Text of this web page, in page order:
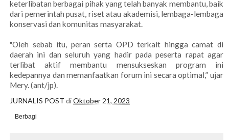
keterlibatan berbagai pihak yang telah banyak membantu, baik
dari pemerintah pusat, riset atau akademisi, lembaga-lembaga
konservasi dan komunitas masyarakat.
"Oleh sebab itu, peran serta OPD terkait hingga camat di
daerah ini dan seluruh yang hadir pada peserta rapat agar
terlibat aktif membantu mensukseskan program ini
kedepannya dan memanfaatkan forum ini secara optimal,” ujar
Mery. (ant/jp).
JURNALIS POST diOktober 21, 2023
Berbagi